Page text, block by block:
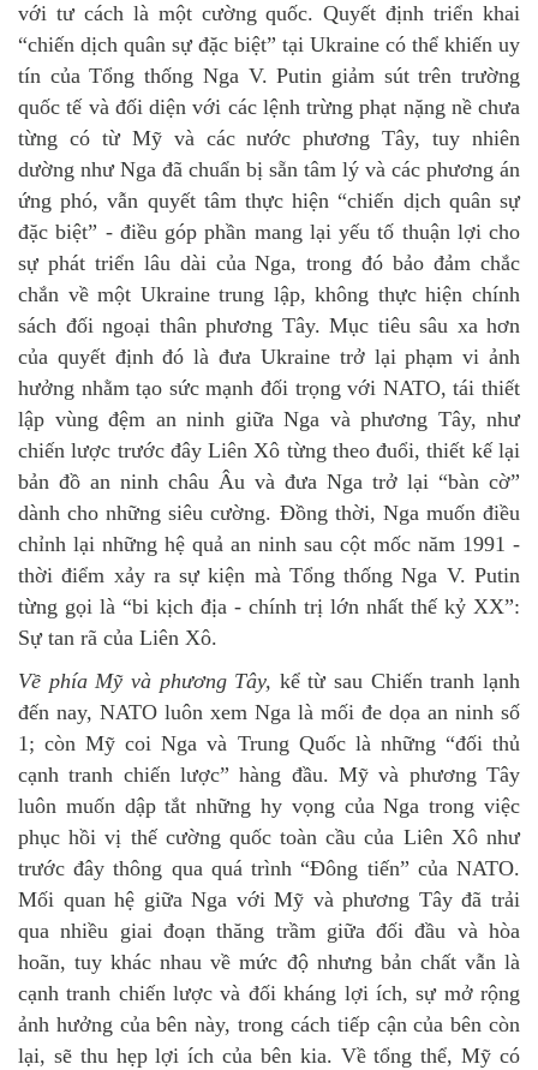
với tư cách là một cường quốc. Quyết định triển khai
“chiến dịch quân sự đặc biệt” tại Ukraine có thể khiến uy
tín của Tổng thống Nga V. Putin giảm sút trên trường
quốc tế và đối diện với các lệnh trừng phạt nặng nề chưa
từng có từ Mỹ và các nước phương Tây, tuy nhiên
dường như Nga đã chuẩn bị sẵn tâm lý và các phương án
ứng phó, vẫn quyết tâm thực hiện “chiến dịch quân sự
đặc biệt” - điều góp phần mang lại yếu tố thuận lợi cho
sự phát triển lâu dài của Nga, trong đó bảo đảm chắc
chắn về một Ukraine trung lập, không thực hiện chính
sách đối ngoại thân phương Tây. Mục tiêu sâu xa hơn
của quyết định đó là đưa Ukraine trở lại phạm vi ảnh
hưởng nhằm tạo sức mạnh đối trọng với NATO, tái thiết
lập vùng đệm an ninh giữa Nga và phương Tây, như
chiến lược trước đây Liên Xô từng theo đuổi, thiết kế lại
bản đồ an ninh châu Âu và đưa Nga trở lại “bàn cờ”
dành cho những siêu cường. Đồng thời, Nga muốn điều
chỉnh lại những hệ quả an ninh sau cột mốc năm 1991 -
thời điểm xảy ra sự kiện mà Tổng thống Nga V. Putin
từng gọi là “bi kịch địa - chính trị lớn nhất thế kỷ XX”:
Sự tan rã của Liên Xô.
Về phía Mỹ và phương Tây, kể từ sau Chiến tranh lạnh
đến nay, NATO luôn xem Nga là mối đe dọa an ninh số
1; còn Mỹ coi Nga và Trung Quốc là những “đối thủ
cạnh tranh chiến lược” hàng đầu. Mỹ và phương Tây
luôn muốn dập tắt những hy vọng của Nga trong việc
phục hồi vị thế cường quốc toàn cầu của Liên Xô như
trước đây thông qua quá trình “Đông tiến” của NATO.
Mối quan hệ giữa Nga với Mỹ và phương Tây đã trải
qua nhiều giai đoạn thăng trầm giữa đối đầu và hòa
hoãn, tuy khác nhau về mức độ nhưng bản chất vẫn là
cạnh tranh chiến lược và đối kháng lợi ích, sự mở rộng
ảnh hưởng của bên này, trong cách tiếp cận của bên còn
lại, sẽ thu hẹp lợi ích của bên kia. Về tổng thể, Mỹ có